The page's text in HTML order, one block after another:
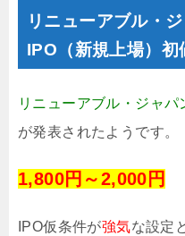
リニューアブル・
IPO（新規上場）初
リニューアブル・ジャパ
が発表されたようです。
1,800円～2,000円
IPO仮条件が強気な設定